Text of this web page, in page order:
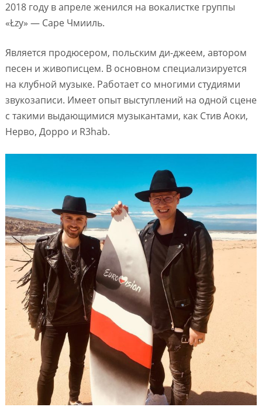
2018 году в апреле женился на вокалистке группы
«Łzy» — Саре Чмииль.
Является продюсером, польским ди-джеем, автором
песен и живописцем. В основном специализируется
на клубной музыке. Работает со многими студиями
звукозаписи. Имеет опыт выступлений на одной сцене
с такими выдающимися музыкантами, как Стив Аоки,
Нерво, Дорро и R3hab.